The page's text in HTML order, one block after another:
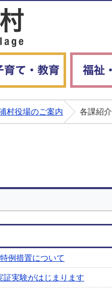
村役場のご案内 各課紹介
例措置について
証実験がはじまります